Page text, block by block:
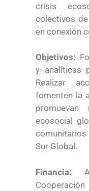
crisis
colectivos
en conexión
Objetivos:
y analíticas
Realizar
fomenten la
ecosocial
Sur Global.
Financia: